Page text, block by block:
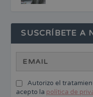
SUSCRÍBETE A
Autorizo el
acepto la política de